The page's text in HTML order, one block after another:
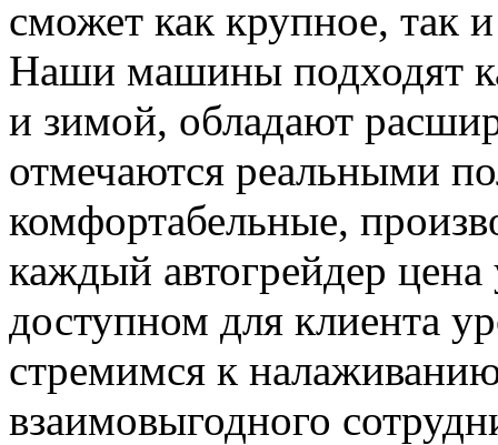
сможет как крупное, так
Наши машины подходят
и зимой, обладают
отмечаются реальными
комфортабельные,
каждый автогрейдер цена
доступном для клиента
стремимся к
взаимовыгодного